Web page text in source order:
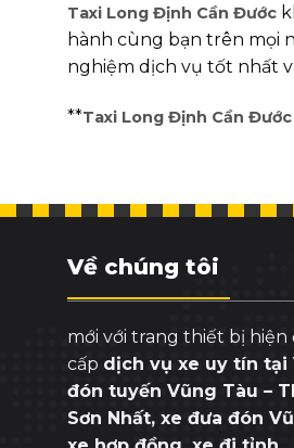
Taxi Long Định Cần Đước
hành cùng bạn trên mọi
nghiệm dịch vụ tốt nhất
**Taxi Long Định Cần Đước
Về chúng tôi
mới với trang thiết bị hiện
cấp dịch vụ xe uy tín tại
đón tuyến Vũng Tàu –
Sơn Nhất, xe đưa đón